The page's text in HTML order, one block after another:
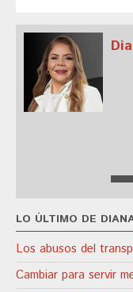
LO ÚLTIMO DE
Los abusos del
Cambiar para servir